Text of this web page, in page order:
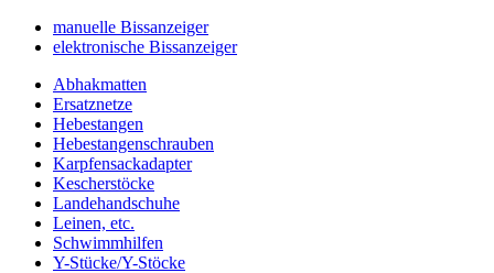
manuelle Bissanzeiger
elektronische Bissanzeiger
Abhakmatten
Ersatznetze
Hebestangen
Hebestangenschrauben
Karpfensackadapter
Kescherstöcke
Landehandschuhe
Leinen, etc.
Schwimmhilfen
Y-Stücke/Y-Stöcke